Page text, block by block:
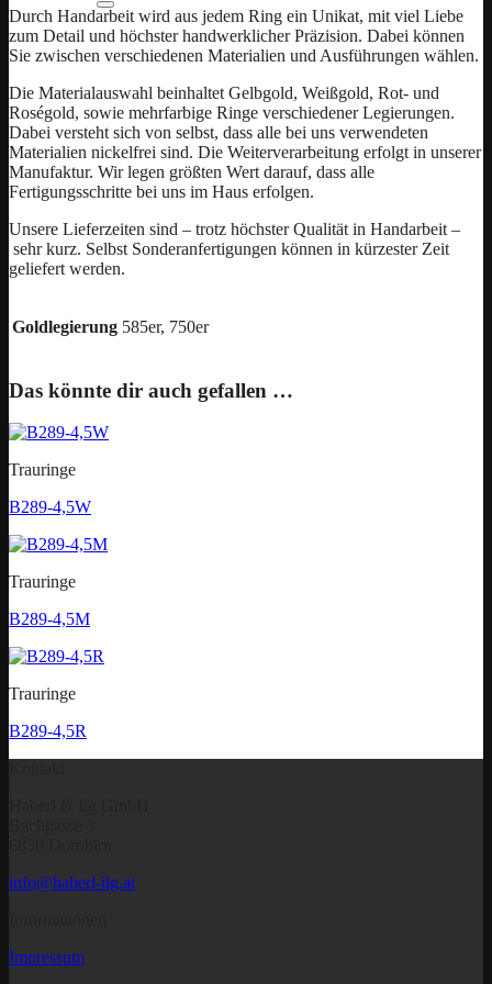
Durch Handarbeit wird aus jedem Ring ein Unikat, mit viel Liebe
zum Detail und höchster handwerklicher Präzision. Dabei können
Sie zwischen verschiedenen Materialien und Ausführungen wählen.
Die Materialauswahl beinhaltet Gelbgold, Weißgold, Rot- und
Roségold, sowie mehrfarbige Ringe verschiedener Legierungen.
Dabei versteht sich von selbst, dass alle bei uns verwendeten
Materialien nickelfrei sind. Die Weiterverarbeitung erfolgt in unserer
Manufaktur. Wir legen größten Wert darauf, dass alle
Fertigungsschritte bei uns im Haus erfolgen.
Unsere Lieferzeiten sind – trotz höchster Qualität in Handarbeit –
sehr kurz. Selbst Sonderanfertigungen können in kürzester Zeit
geliefert werden.
Goldlegierung 585er, 750er
Das könnte dir auch gefallen …
Trauringe
B289-4,5W
Trauringe
B289-4,5M
Trauringe
B289-4,5R
info@haberl-ilg.at
Impressum